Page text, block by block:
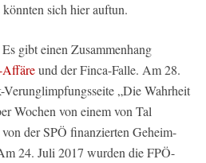
sich hier auftun.
gibt einen Zusammenhang
Affäreund der Finca-Falle. Am 28.
„Die Wahrheit
Wochen von einem von Tal
der SPÖ finanzierten Geheim-
24. Juli 2017 wurden die FPÖ-